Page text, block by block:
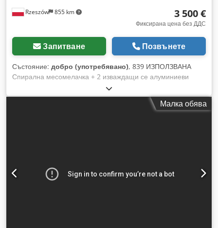
Rzeszów 855 km 3 500 €
Фиксирана цена без ДДС
Запитване Позвънете
Състояние: добро (употребявано), 839 ИЗПОЛЗВАНА
Спирална месомелачка + 2 изваждащи се алуминиеви
дежи с вместимост ок. 120 кг тесто. ВЪНШНИ РАЗМЕРИ (в
см): - дължина: 134, - ширина: 95, - височина: 132,
РАЗМЕРИ НА ДЕЖАТА (в см): - височина: 53, - ширина горе:
Обявената цена е нетна. Dcedpoualh Aofx Alxjk ГОВОРИМ
АНГЛИЙСКИ, НЕМСКИ, ФРЕНСКИ, РУСКИ, УКРАИНСКИ.
Малка обява